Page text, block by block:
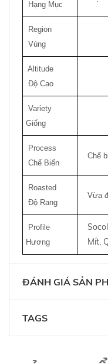
Hạng Mục
Region
Vùng
Altitude
Độ Cao
Variety
Giống
Process
Chế Biến
Chế
Roasted
Độ Rang
Vừa
Profile
Hương
Mít,
ĐÁNH GIÁ SẢN
TAGS